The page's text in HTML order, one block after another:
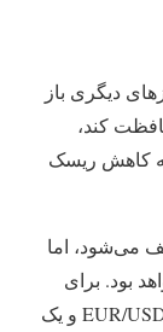
دیگری باز
کند،
به کاهش ریسک
می‌شود، اما
بود. برای
پوشش ریسک، هم‌زمان یک معامله خرید روی EUR/USD و یک